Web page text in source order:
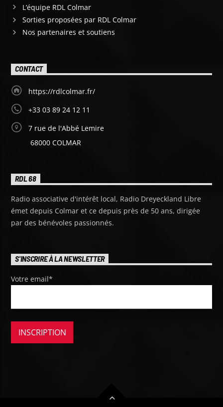
L’équipe RDL Colmar
Sorties proposées par RDL Colmar
Nos partenaires et soutiens
CONTACT
https://rdlcolmar.fr/
+33 03 89 24 12 11
7 rue de l'Abbé Lemire
68000 COLMAR
RDL 68
Radio associative d'intérêt local, Radio Dreyeckland Libre
émet depuis Colmar et ce depuis près de 50 ans, dirigée
par des bénévoles passionnés.
S'INSCRIRE À LA NEWSLETTER
Votre email*